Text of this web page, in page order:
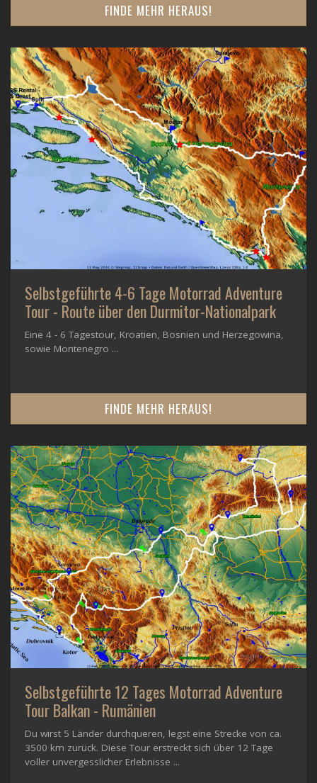
FINDE MEHR HERAUS!
Selbstgeführte 4-6 Tage Motorrad Adventure
Tour - Route über den Durmitor-Nationalpark
Eine 4 - 6 Tagestour, Kroatien, Bosnien und Herzegowina,
sowie Montenegro ...
FINDE MEHR HERAUS!
Selbstgeführte 12 Tages Motorrad Adventure
Tour Balkan - Rumänien
Du wirst 5 Länder durchqueren, legst eine Strecke von ca.
3500 km zurück. Diese Tour erstreckt sich über 12 Tage
voller unvergesslicher Erlebnisse ...